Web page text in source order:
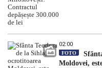
02:00
FOTO
Moldovei,